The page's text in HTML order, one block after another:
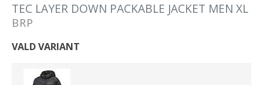
TEC LAYER DOWN PACKABLE JACKET MEN XL
BRP
VALD VARIANT